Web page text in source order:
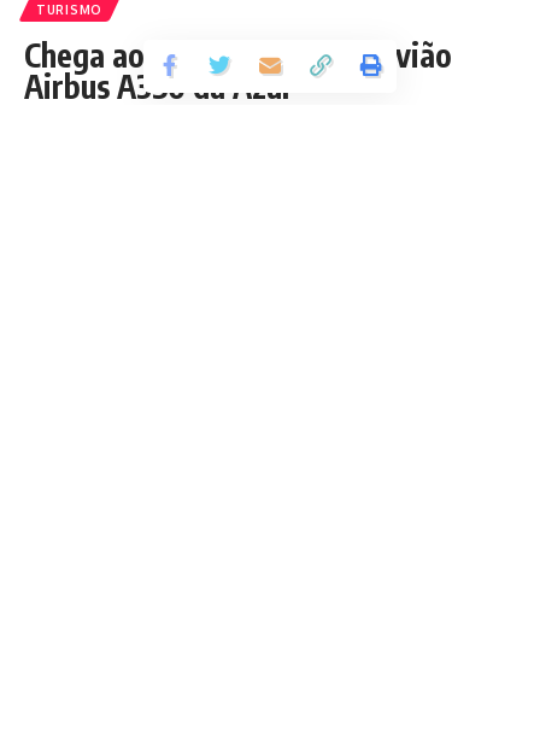
TURISMO
Chega ao Brasil o primeiro avião
Airbus A350 da Azul